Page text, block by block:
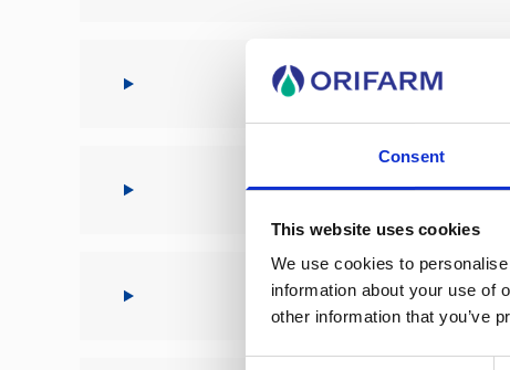
Consent
This website uses cookies
We use cookies to
information about your use of
other information that you’ve
NÅR